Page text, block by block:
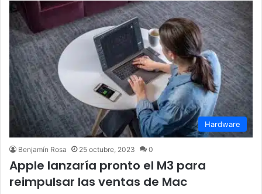
Hardware
Benjamín Rosa 25 octubre, 2023 0
Apple lanzaría pronto el M3 para
reimpulsar las ventas de Mac